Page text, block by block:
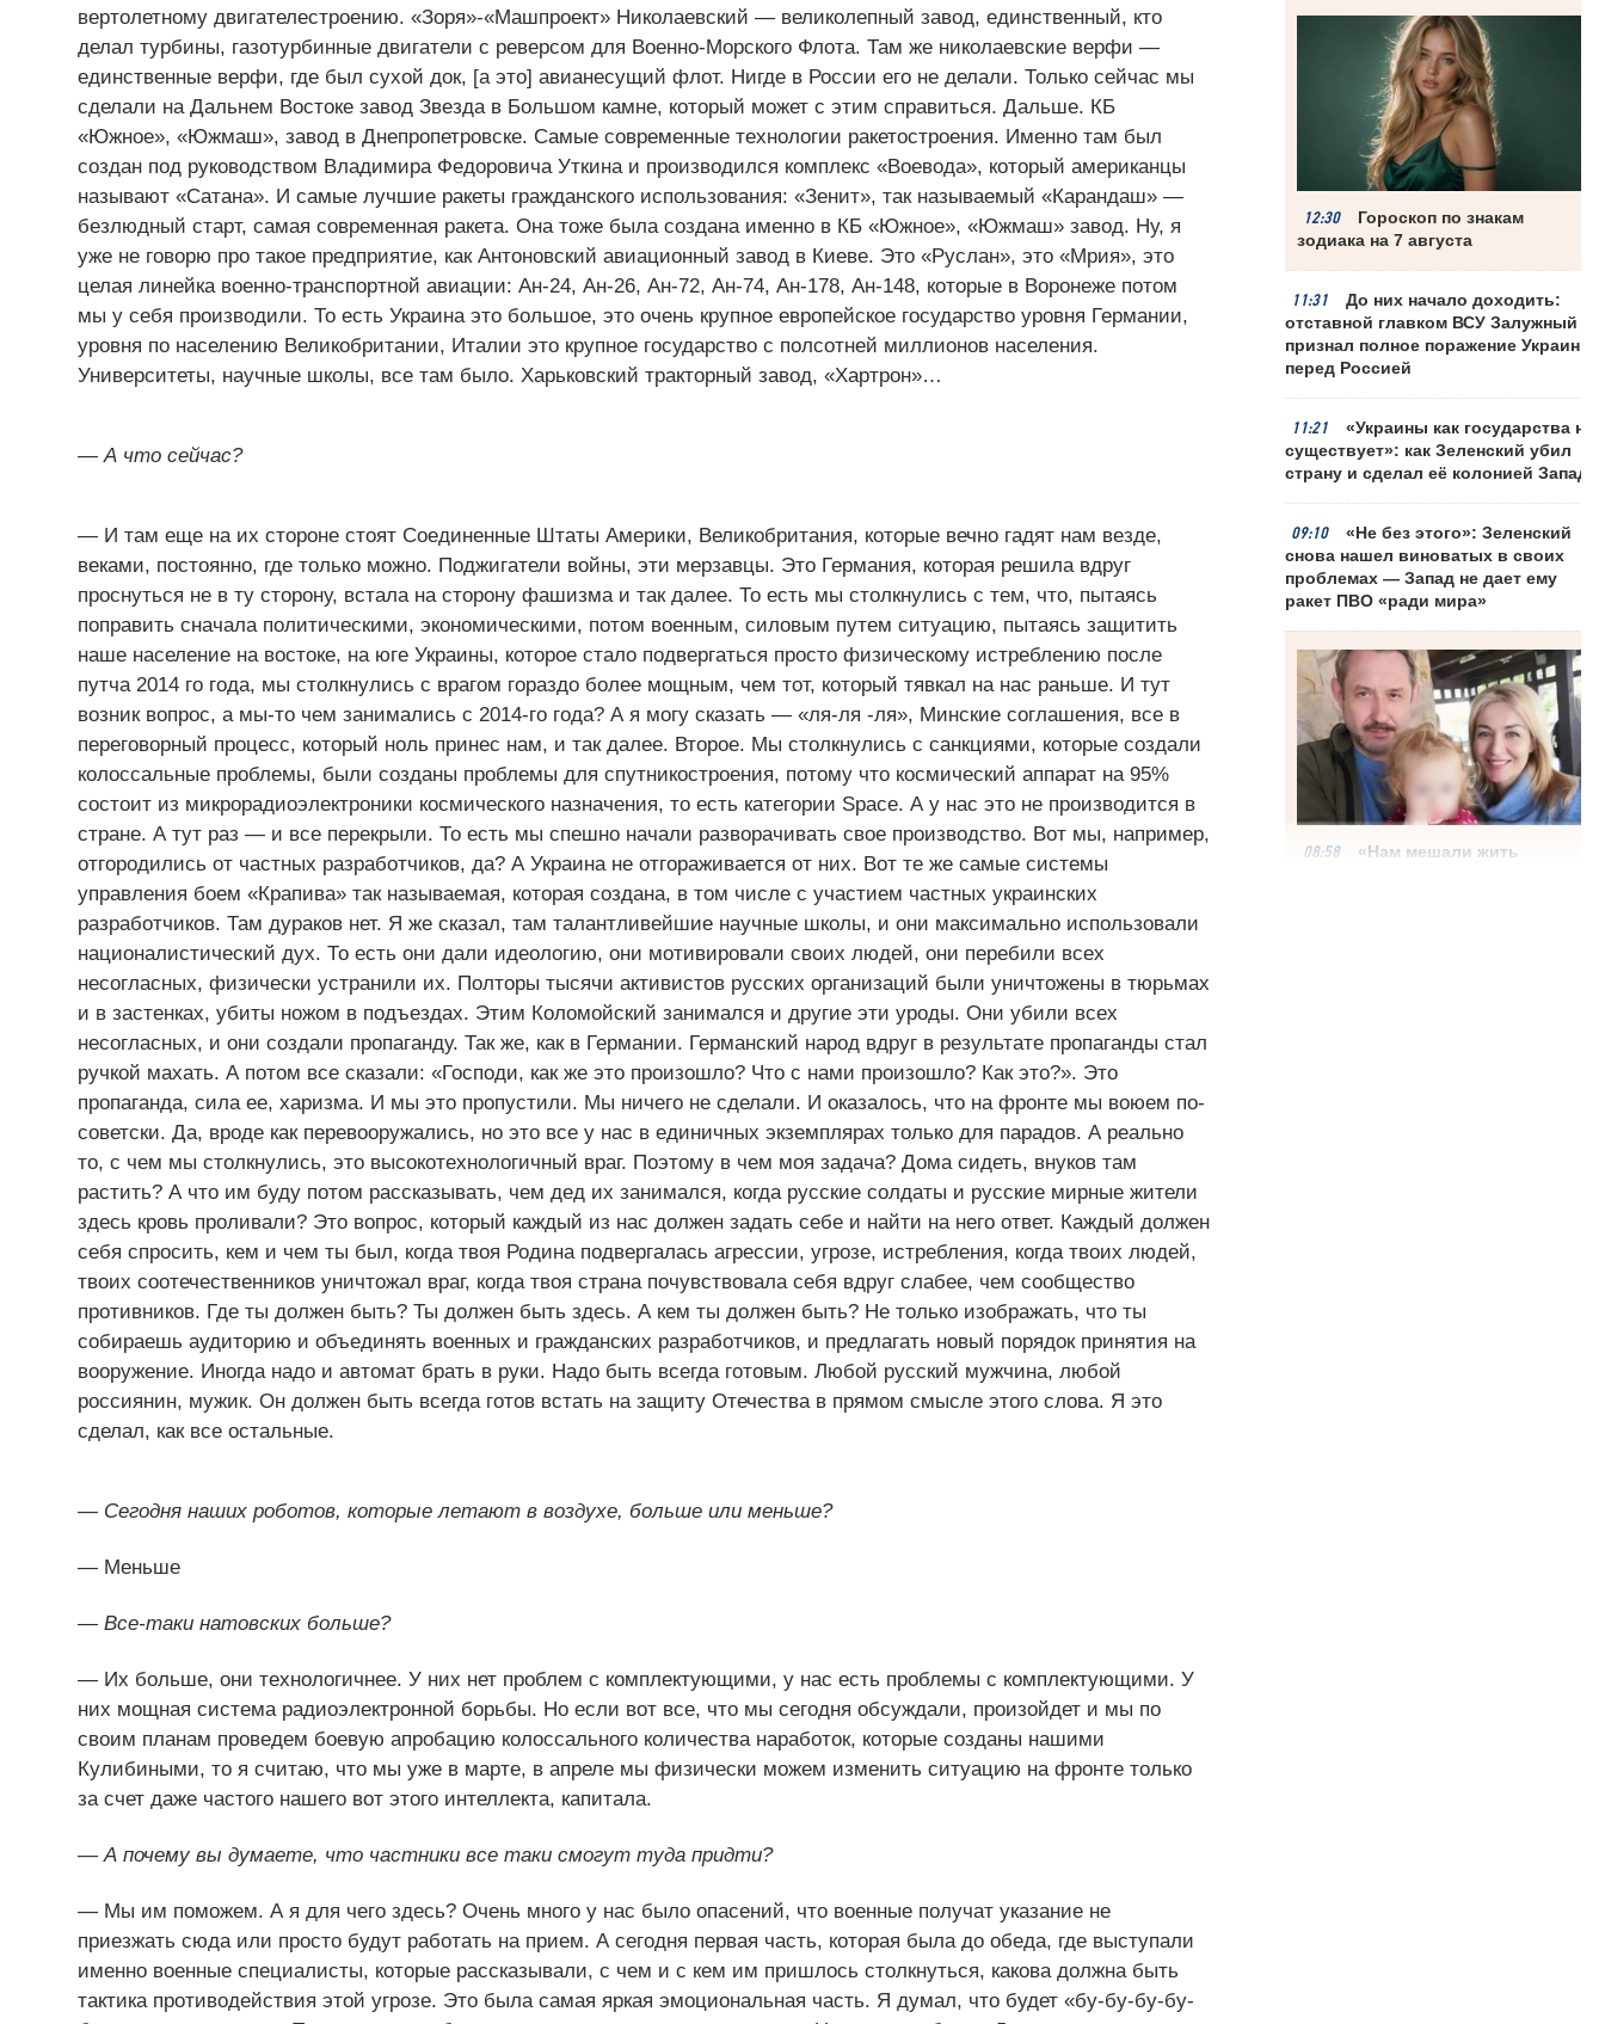
12:30
Гороскоп по знакам
зодиака на 7 августа
11:31
До них начало доходить:
отставной главком ВСУ Залужный
признал полное поражение Украины
перед Россией
11:21
«Украины как государства не
существует»: как Зеленский убил
страну и сделал её колонией Запада
09:10
«Не без этого»: Зеленский
снова нашел виноватых в своих
проблемах — Запад не дает ему
ракет ПВО «ради мира»
08:58
«Нам мешали жить
вертолетному двигателестроению. «Зоря»-«Машпроект» Николаевский — великолепный завод, единственный, кто
делал турбины, газотурбинные двигатели с реверсом для Военно-Морского Флота. Там же николаевские верфи —
единственные верфи, где был сухой док, [а это] авианесущий флот. Нигде в России его не делали. Только сейчас мы
сделали на Дальнем Востоке завод Звезда в Большом камне, который может с этим справиться. Дальше. КБ
«Южное», «Южмаш», завод в Днепропетровске. Самые современные технологии ракетостроения. Именно там был
создан под руководством Владимира Федоровича Уткина и производился комплекс «Воевода», который американцы
называют «Сатана». И самые лучшие ракеты гражданского использования: «Зенит», так называемый «Карандаш» —
безлюдный старт, самая современная ракета. Она тоже была создана именно в КБ «Южное», «Южмаш» завод. Ну, я
уже не говорю про такое предприятие, как Антоновский авиационный завод в Киеве. Это «Руслан», это «Мрия», это
целая линейка военно-транспортной авиации: Ан-24, Ан-26, Ан-72, Ан-74, Ан-178, Ан-148, которые в Воронеже потом
мы у себя производили. То есть Украина это большое, это очень крупное европейское государство уровня Германии,
уровня по населению Великобритании, Италии это крупное государство с полсотней миллионов населения.
Университеты, научные школы, все там было. Харьковский тракторный завод, «Хартрон»…
— А что сейчас?
— И там еще на их стороне стоят Соединенные Штаты Америки, Великобритания, которые вечно гадят нам везде,
веками, постоянно, где только можно. Поджигатели войны, эти мерзавцы. Это Германия, которая решила вдруг
проснуться не в ту сторону, встала на сторону фашизма и так далее. То есть мы столкнулись с тем, что, пытаясь
поправить сначала политическими, экономическими, потом военным, силовым путем ситуацию, пытаясь защитить
наше население на востоке, на юге Украины, которое стало подвергаться просто физическому истреблению после
путча 2014 го года, мы столкнулись с врагом гораздо более мощным, чем тот, который тявкал на нас раньше. И тут
возник вопрос, а мы-то чем занимались с 2014-го года? А я могу сказать — «ля-ля -ля», Минские соглашения, все в
переговорный процесс, который ноль принес нам, и так далее. Второе. Мы столкнулись с санкциями, которые создали
колоссальные проблемы, были созданы проблемы для спутникостроения, потому что космический аппарат на 95%
состоит из микрорадиоэлектроники космического назначения, то есть категории Space. А у нас это не производится в
стране. А тут раз — и все перекрыли. То есть мы спешно начали разворачивать свое производство. Вот мы, например,
отгородились от частных разработчиков, да? А Украина не отгораживается от них. Вот те же самые системы
управления боем «Крапива» так называемая, которая создана, в том числе с участием частных украинских
разработчиков. Там дураков нет. Я же сказал, там талантливейшие научные школы, и они максимально использовали
националистический дух. То есть они дали идеологию, они мотивировали своих людей, они перебили всех
несогласных, физически устранили их. Полторы тысячи активистов русских организаций были уничтожены в тюрьмах
и в застенках, убиты ножом в подъездах. Этим Коломойский занимался и другие эти уроды. Они убили всех
несогласных, и они создали пропаганду. Так же, как в Германии. Германский народ вдруг в результате пропаганды стал
ручкой махать. А потом все сказали: «Господи, как же это произошло? Что с нами произошло? Как это?». Это
пропаганда, сила ее, харизма. И мы это пропустили. Мы ничего не сделали. И оказалось, что на фронте мы воюем по-
советски. Да, вроде как перевооружались, но это все у нас в единичных экземплярах только для парадов. А реально
то, с чем мы столкнулись, это высокотехнологичный враг. Поэтому в чем моя задача? Дома сидеть, внуков там
растить? А что им буду потом рассказывать, чем дед их занимался, когда русские солдаты и русские мирные жители
здесь кровь проливали? Это вопрос, который каждый из нас должен задать себе и найти на него ответ. Каждый должен
себя спросить, кем и чем ты был, когда твоя Родина подвергалась агрессии, угрозе, истребления, когда твоих людей,
твоих соотечественников уничтожал враг, когда твоя страна почувствовала себя вдруг слабее, чем сообщество
противников. Где ты должен быть? Ты должен быть здесь. А кем ты должен быть? Не только изображать, что ты
собираешь аудиторию и объединять военных и гражданских разработчиков, и предлагать новый порядок принятия на
вооружение. Иногда надо и автомат брать в руки. Надо быть всегда готовым. Любой русский мужчина, любой
россиянин, мужик. Он должен быть всегда готов встать на защиту Отечества в прямом смысле этого слова. Я это
сделал, как все остальные.
— Сегодня наших роботов, которые летают в воздухе, больше или меньше?
— Меньше
— Все-таки натовских больше?
— Их больше, они технологичнее. У них нет проблем с комплектующими, у нас есть проблемы с комплектующими. У
них мощная система радиоэлектронной борьбы. Но если вот все, что мы сегодня обсуждали, произойдет и мы по
своим планам проведем боевую апробацию колоссального количества наработок, которые созданы нашими
Кулибиными, то я считаю, что мы уже в марте, в апреле мы физически можем изменить ситуацию на фронте только
за счет даже частого нашего вот этого интеллекта, капитала.
— А почему вы думаете, что частники все таки смогут туда придти?
— Мы им поможем. А я для чего здесь? Очень много у нас было опасений, что военные получат указание не
приезжать сюда или просто будут работать на прием. А сегодня первая часть, которая была до обеда, где выступали
именно военные специалисты, которые рассказывали, с чем и с кем им пришлось столкнуться, какова должна быть
тактика противодействия этой угрозе. Это была самая яркая эмоциональная часть. Я думал, что будет «бу-бу-бу-бу-